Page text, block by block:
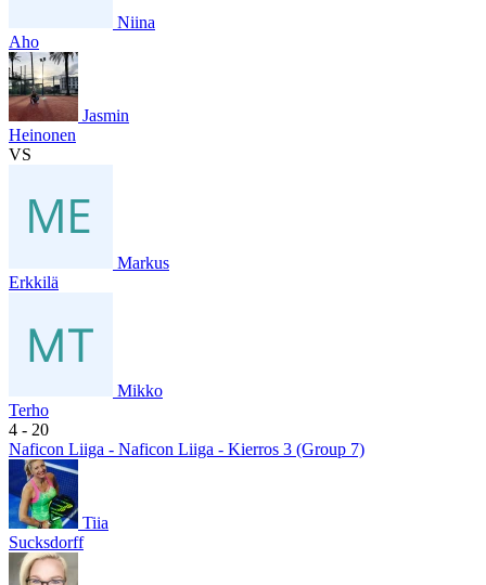
Niina
Aho
Jasmin
Heinonen
VS
Markus
Erkkilä
Mikko
Terho
4 - 20
Naficon Liiga - Naficon Liiga - Kierros 3 (Group 7)
Tiia
Sucksdorff